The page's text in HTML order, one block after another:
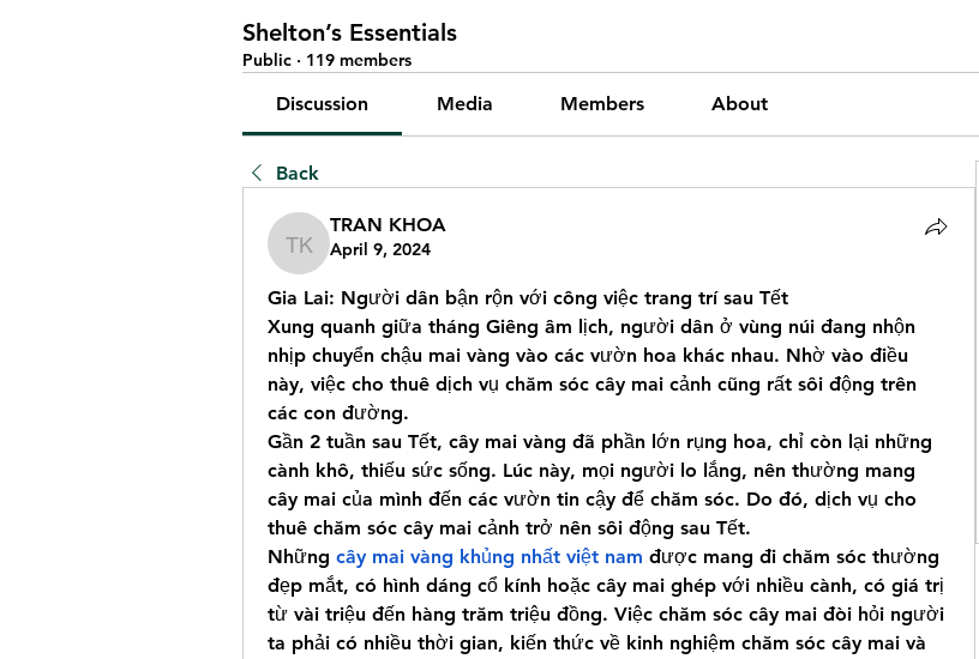
Shelton’s Essentials
Public · 119 members
Discussion Media Members About
Back
TRAN KHOA
TRAN KHOA
April 9, 2024
Gia Lai: Người dân bận rộn với công việc trang trí sau Tết
Xung quanh giữa tháng Giêng âm lịch, người dân ở vùng núi đang nhộn
nhịp chuyển chậu mai vàng vào các vườn hoa khác nhau. Nhờ vào điều
này, việc cho thuê dịch vụ chăm sóc cây mai cảnh cũng rất sôi động trên
các con đường.
Gần 2 tuần sau Tết, cây mai vàng đã phần lớn rụng hoa, chỉ còn lại những
cành khô, thiếu sức sống. Lúc này, mọi người lo lắng, nên thường mang
cây mai của mình đến các vườn tin cậy để chăm sóc. Do đó, dịch vụ cho
thuê chăm sóc cây mai cảnh trở nên sôi động sau Tết.
Những cây mai vàng khủng nhất việt nam được mang đi chăm sóc thường
đẹp mắt, có hình dáng cổ kính hoặc cây mai ghép với nhiều cành, có giá trị
từ vài triệu đến hàng trăm triệu đồng. Việc chăm sóc cây mai đòi hỏi người
ta phải có nhiều thời gian, kiến thức về kinh nghiệm chăm sóc cây mai và